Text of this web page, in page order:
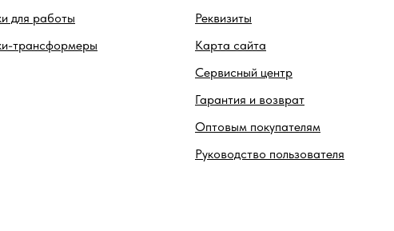
для работы
трансформеры
Реквизиты
Карта сайта
Сервисный центр
Гарантия и возврат
Оптовым покупателям
Руководство пользователя